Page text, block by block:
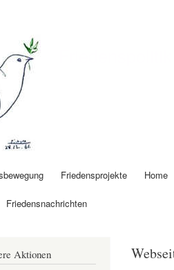
Friedensprojekte Home
Friedensnachrichten
Aktionen